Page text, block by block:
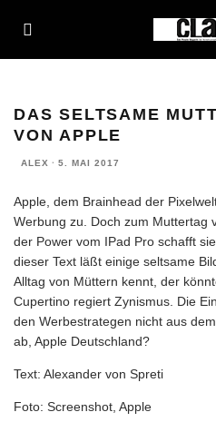
DAS SELTSAME
VON APPLE
ALEX · 5. MAI 2017
Apple, dem Brainhead der
Werbung zu. Doch zum Muttertag
der Power vom IPad Pro schafft
dieser Text läßt einige seltsame
Alltag von Müttern kennt, der
Cupertino regiert Zynismus. Die
den Werbestrategen nicht aus
ab, Apple Deutschland?
Text: Alexander von Spreti
Foto: Screenshot, Apple